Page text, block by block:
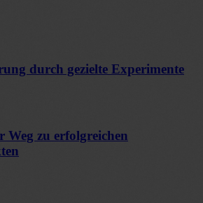
durch gezielte Experimente
Weg zu erfolgreichen